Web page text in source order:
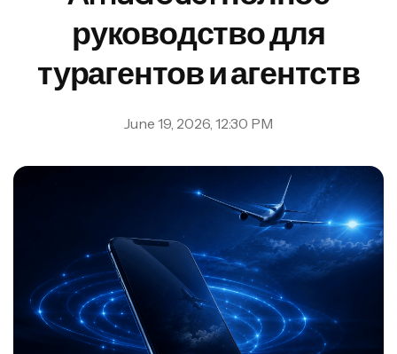
руководство для
турагентов и агентств
June 19, 2026, 12:30 PM